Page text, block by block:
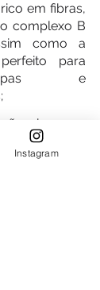
em fibras,
complexo B
como a
para
e
são ricas em
vitamina C,
ácido fólico.
Instagram